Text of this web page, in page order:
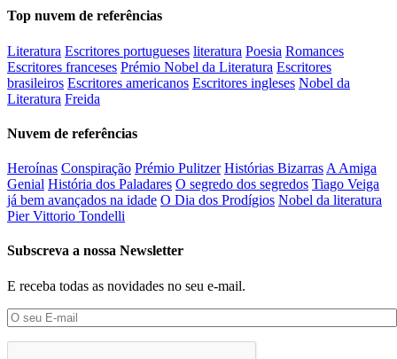
Top nuvem de referências
Literatura Escritores portugueses literatura Poesia Romances
Escritores franceses Prémio Nobel da Literatura Escritores
brasileiros Escritores americanos Escritores ingleses Nobel da
Literatura Freida
Nuvem de referências
Heroínas Conspiração Prémio Pulitzer Histórias Bizarras A Amiga
Genial História dos Paladares O segredo dos segredos Tiago Veiga
já bem avançados na idade O Dia dos Prodígios Nobel da literatura
Pier Vittorio Tondelli
Subscreva a nossa Newsletter
E receba todas as novidades no seu e-mail.